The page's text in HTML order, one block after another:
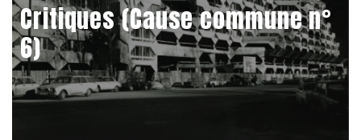
Critiques (Cause commune n°
6)